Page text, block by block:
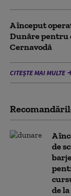
A început
Dunăre pentru
Cernavodă
CITEȘTE MAI MULTE
A
de
de